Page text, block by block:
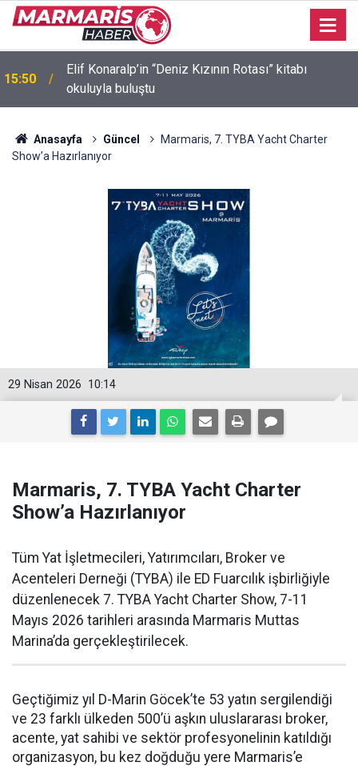
15:50
Elif Konaralp’in “Deniz Kızının Rotası” kitabı
okuluyla buluştu
15:47
Akvaryum Koyu’nda batan gezi teknesinin
kurtarılmasında sona gelindi
Anasayfa Güncel
Marmaris, 7. TYBA Yacht Charter
Show’a Hazırlanıyor
10:14
29 Nisan 2026
Marmaris, 7. TYBA Yacht Charter
Show’a Hazırlanıyor
Tüm Yat İşletmecileri, Yatırımcıları, Broker ve
Acenteleri Derneği (TYBA) ile ED Fuarcılık işbirliğiyle
düzenlenecek 7. TYBA Yacht Charter Show, 7-11
Mayıs 2026 tarihleri arasında Marmaris Muttas
Marina’da gerçekleştirilecek.
Geçtiğimiz yıl D-Marin Göcek’te 53 yatın sergilendiği
ve 23 farklı ülkeden 500’ü aşkın uluslararası broker,
acente, yat sahibi ve sektör profesyonelinin katıldığı
organizasyon, bu kez doğduğu yere Marmaris’e